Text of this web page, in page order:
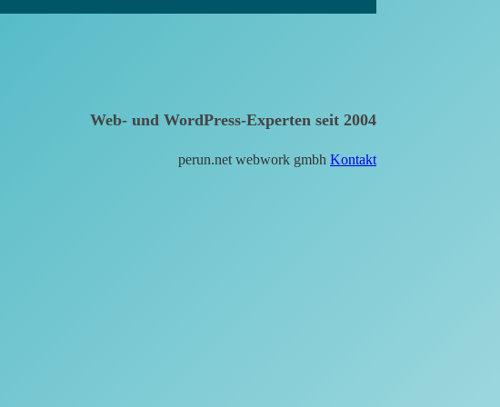
Web- und WordPress-Experten seit 2004
perun.net webwork gmbh Kontakt